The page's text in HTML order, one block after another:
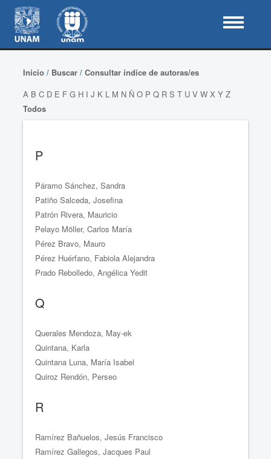
Inicio/ Buscar/ Consultar índice de autoras/es
A B C D E F G H I J K L M N Ñ O P Q R S T U V W X Y Z
Todos
P
Páramo Sánchez, Sandra
Patiño Salceda, Josefina
Patrón Rivera, Mauricio
Pelayo Möller, Carlos María
Pérez Bravo, Mauro
Pérez Huérfano, Fabiola Alejandra
Prado Rebolledo, Angélica Yedit
Q
Querales Mendoza, May-ek
Quintana, Karla
Quintana Luna, María Isabel
Quiroz Rendón, Perseo
R
Ramírez Bañuelos, Jesús Francisco
Ramírez Gallegos, Jacques Paul